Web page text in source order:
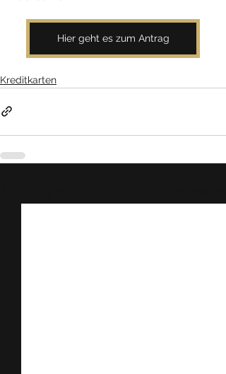
Hier geht es zum Antrag
Kreditkarten